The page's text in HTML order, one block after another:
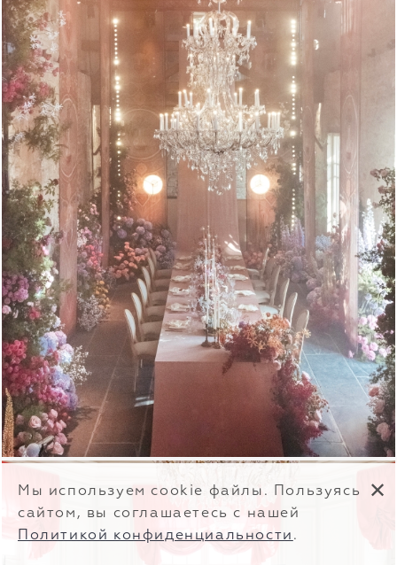
Мы используем cookie файлы. Пользуясь
сайтом, вы соглашаетесь с нашей
Политикой конфиденциальности .
✕